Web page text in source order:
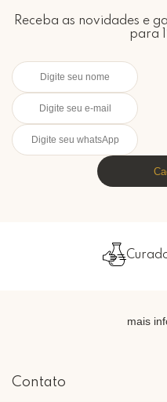
Receba as novidades e
para
mais
Contato